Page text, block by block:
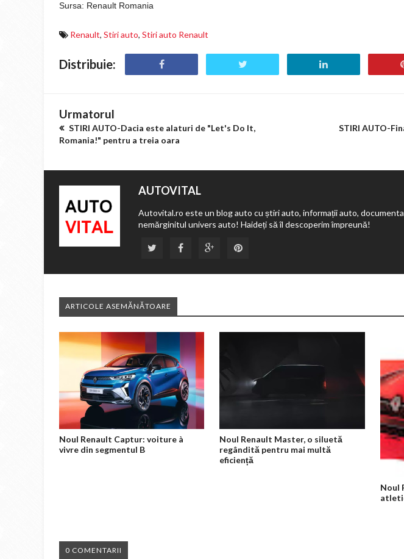
Sursa: Renault Romania
Renault, Stiri auto, Stiri auto Renault
Distribuie:
Urmatorul
STIRI AUTO-Dacia este alaturi de "Let's Do It,
Romania!" pentru a treia oara
STIRI AUTO-
AUTOVITAL
Autovital.ro este un blog auto cu știri auto, informații auto,
nemărginitul univers auto! Haideți să îl descoperim împreună!
ARTICOLE ASEMĂNĂTOARE
Noul Renault Captur: voiture à
vivre din segmentul B
Noul Renault Master, o siluetă
regândită pentru mai multă
eficiență
Noul
0 COMENTARII